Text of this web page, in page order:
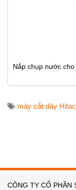
Nắp chụp nước
máy cắt dây
CÔNG TY CỔ PHẦN